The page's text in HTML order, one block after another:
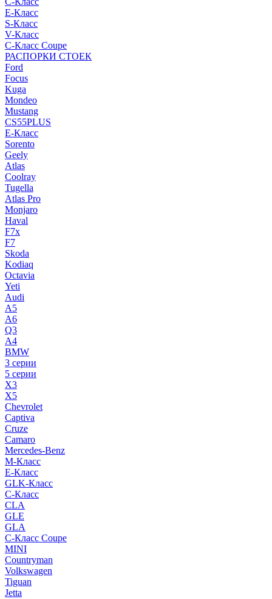
E-Класс
S-Класс
V-Класс
C-Класс Coupe
РАСПОРКИ СТОЕК
Ford
Focus
Kuga
Mondeo
Mustang
CS55PLUS
E-Класс
Sorento
Geely
Atlas
Coolray
Tugella
Atlas Pro
Monjaro
Haval
F7x
F7
Skoda
Kodiaq
Octavia
Yeti
Audi
A5
A6
Q3
A4
BMW
3 серии
5 серии
X3
X5
Chevrolet
Captiva
Cruze
Camaro
Mercedes-Benz
M-Класс
E-Класс
GLK-Класс
C-Класс
CLA
GLE
GLA
C-Класс Coupe
MINI
Countryman
Volkswagen
Tiguan
Jetta